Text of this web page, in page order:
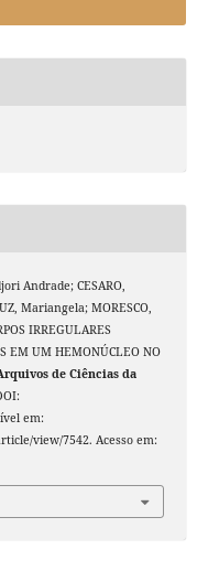
Andrade; CESARO,
Mariangela; MORESCO,
IRREGULARES
EM UM HEMONÚCLEO NO
de Ciências da
em:
view/7542. Acesso em: